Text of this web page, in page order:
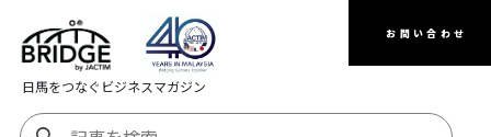
お問い合わせ
日馬をつなぐビジネスマガジン